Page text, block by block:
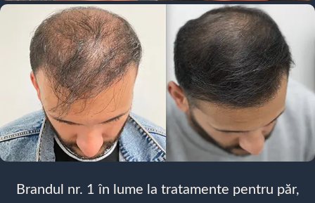
Brandul nr. 1 în lume la tratamente pentru păr,